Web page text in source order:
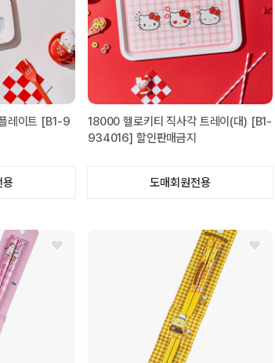
레이트 [B1-9
용
18000 헬로키티 직사각 트레이(대) [B1-
934016] 할인판매금지
도매회원전용